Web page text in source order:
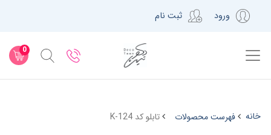
ورود ثبت نام
0
خانه فهرست محصولات تابلو کد K-124